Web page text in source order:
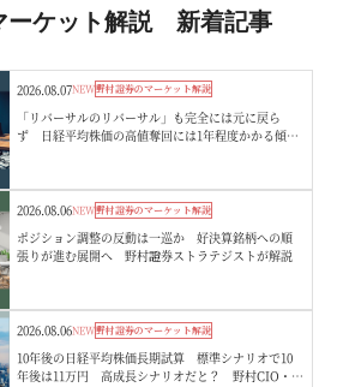
ーケット解説 新着記事
2026.08.07NEW野村證券のマーケット解説
「リバーサルのリバーサル」も完全には元に戻ら
ず 日経平均株価の高値奪回には1年程度かかる傾
2026.08.06NEW野村證券のマーケット解説
ポジション調整の反動は一巡か 好決算銘柄への順
張りが進む展開へ 野村證券ストラテジストが解説
2026.08.06NEW野村證券のマーケット解説
10年後の日経平均株価長期試算 標準シナリオで10
年後は11万円 高成長シナリオだと？ 野村CIO・宮